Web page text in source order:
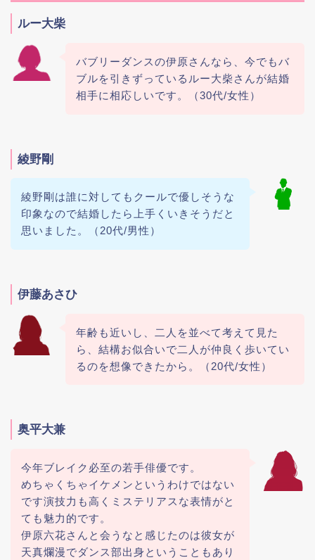
ルー大柴
バブリーダンスの伊原さんなら、今でもバ
ブルを引きずっているルー大柴さんが結婚
相手に相応しいです。（30代/女性）
綾野剛
綾野剛は誰に対してもクールで優しそうな
印象なので結婚したら上手くいきそうだと
思いました。（20代/男性）
伊藤あさひ
年齢も近いし、二人を並べて考えて見た
ら、結構お似合いで二人が仲良く歩いてい
るのを想像できたから。（20代/女性）
奥平大兼
今年ブレイク必至の若手俳優です。
めちゃくちゃイケメンというわけではない
です演技力も高くミステリアスな表情がと
ても魅力的です。
伊原六花さんと会うなと感じたのは彼女が
天真爛漫でダンス部出身ということもあり